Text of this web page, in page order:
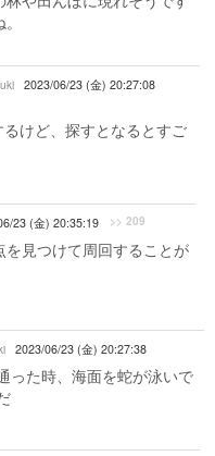
2023/06/23 (金) 20:27:08
けど、探すとなるとすご
23 (金) 20:35:19 >> 209
見つけて周回することが
2023/06/23 (金) 20:27:38
った時、海面を蛇が泳いで